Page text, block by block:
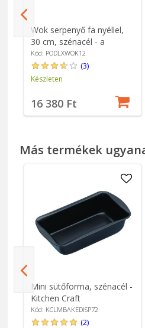
Wok serpenyő fa nyéllel,
30 cm, szénacél - a
Kitchen Craft márkától
Kód: PODLXWOK12
(3)
Készleten
16 380 Ft
Más termékek
Mini sütőforma, szénacél -
Kitchen Craft
Kód: KCLMBAKEDISP72
(2)